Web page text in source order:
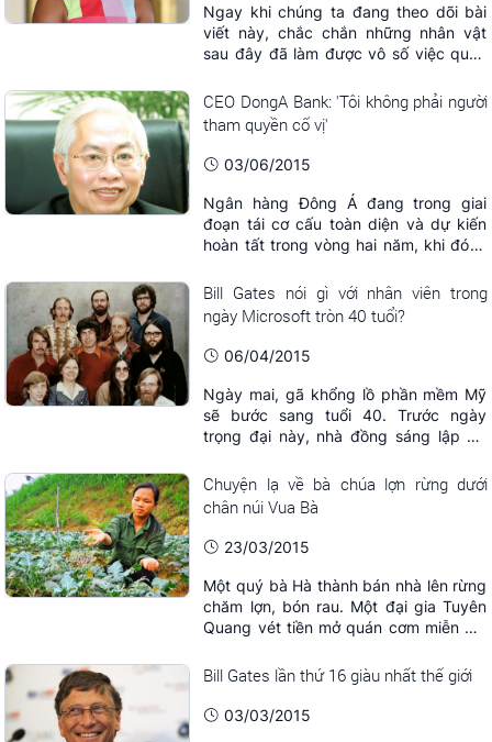
Ngay khi chúng ta đang theo dõi bài
viết này, chắc chắn những nhân vật
sau đây đã làm được vô số việc quan
CEO DongA Bank: 'Tôi không phải người
tham quyền cố vị'
03/06/2015
Ngân hàng Đông Á đang trong giai
đoạn tái cơ cấu toàn diện và dự kiến
hoàn tất trong vòng hai năm, khi đó vị
chuyển giao vị trí điều hành cao nhất
cho thế hệ kế cận.
Bill Gates nói gì với nhân viên trong
ngày Microsoft tròn 40 tuổi?
06/04/2015
Ngày mai, gã khổng lồ phần mềm Mỹ
sẽ bước sang tuổi 40. Trước ngày
trọng đại này, nhà đồng sáng lập Bill
nhở tất cả phải ghi nhớ về sự chuyển
dịch không ngừng của công nghệ.
Chuyện lạ về bà chúa lợn rừng dưới
chân núi Vua Bà
23/03/2015
Một quý bà Hà thành bán nhà lên rừng
chăm lợn, bón rau. Một đại gia Tuyên
Quang vét tiền mở quán cơm miễn phí
dưới chân núi Vua Bà và cùng viết nên
Bill Gates lần thứ 16 giàu nhất thế giới
03/03/2015